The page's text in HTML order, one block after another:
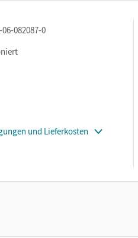
082087-0
und Lieferkosten